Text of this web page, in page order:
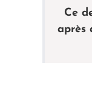
Ce
après